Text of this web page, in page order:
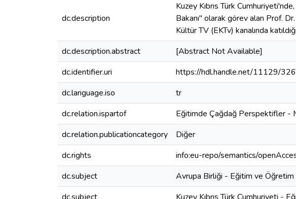
dc.description
Kuzey Kıbrıs Türk
Bakanı" olarak görev alan Prof.
Kültür TV (EKTv) kanalında
dc.description.abstract
[Abstract Not Available]
dc.identifier.uri
https://hdl.handle.net/11129/
dc.language.iso
tr
dc.relation.ispartof
Eğitimde Çağdağ Perspektifler -
dc.relation.publicationcategory
Diğer
dc.rights
info:eu-repo/semantics/
dc.subject
Avrupa Birliği - Eğitim ve